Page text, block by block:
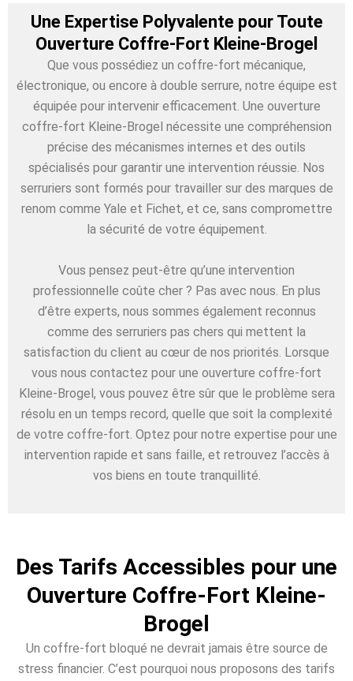
Une Expertise Polyvalente pour Toute
Ouverture Coffre-Fort Kleine-Brogel
Que vous possédiez un coffre-fort mécanique,
électronique, ou encore à double serrure, notre équipe est
équipée pour intervenir efficacement. Une ouverture
coffre-fort Kleine-Brogel nécessite une compréhension
précise des mécanismes internes et des outils
spécialisés pour garantir une intervention réussie. Nos
serruriers sont formés pour travailler sur des marques de
renom comme Yale et Fichet, et ce, sans compromettre
la sécurité de votre équipement.
Vous pensez peut-être qu’une intervention
professionnelle coûte cher ? Pas avec nous. En plus
d’être experts, nous sommes également reconnus
comme des serruriers pas chers qui mettent la
satisfaction du client au cœur de nos priorités. Lorsque
vous nous contactez pour une ouverture coffre-fort
Kleine-Brogel, vous pouvez être sûr que le problème sera
résolu en un temps record, quelle que soit la complexité
de votre coffre-fort. Optez pour notre expertise pour une
intervention rapide et sans faille, et retrouvez l’accès à
vos biens en toute tranquillité.
Des Tarifs Accessibles pour une
Ouverture Coffre-Fort Kleine-
Brogel
Un coffre-fort bloqué ne devrait jamais être source de
stress financier. C’est pourquoi nous proposons des tarifs